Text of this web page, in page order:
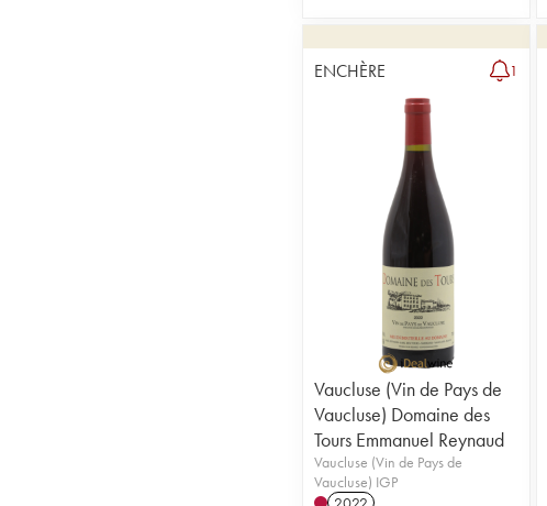
ENCHÈRE 1
Vaucluse (Vin de Pays de
Vaucluse) Domaine des
Tours Emmanuel Reynaud
Vaucluse (Vin de Pays de
Vaucluse) IGP